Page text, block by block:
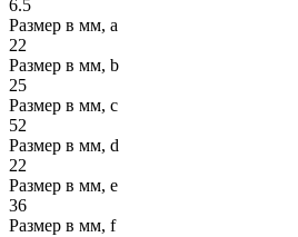
6.5
Размер в мм, a
22
Размер в мм, b
25
Размер в мм, c
52
Размер в мм, d
22
Размер в мм, e
36
Размер в мм, f